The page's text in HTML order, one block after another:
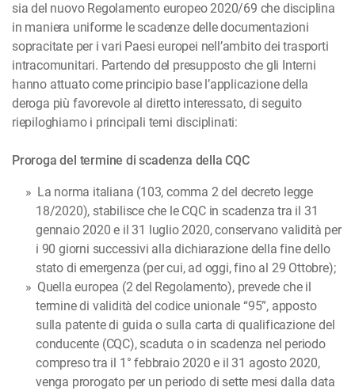
sia del nuovo Regolamento europeo 2020/69 che disciplina
in maniera uniforme le scadenze delle documentazioni
sopracitate per i vari Paesi europei nell’ambito dei trasporti
intracomunitari. Partendo del presupposto che gli Interni
hanno attuato come principio base l’applicazione della
deroga più favorevole al diretto interessato, di seguito
riepiloghiamo i principali temi disciplinati:
Proroga del termine di scadenza della CQC
La norma italiana (103, comma 2 del decreto legge
18/2020), stabilisce che le CQC in scadenza tra il 31
gennaio 2020 e il 31 luglio 2020, conservano validità per
i 90 giorni successivi alla dichiarazione della fine dello
stato di emergenza (per cui, ad oggi, fino al 29 Ottobre);
Quella europea (2 del Regolamento), prevede che il
termine di validità del codice unionale “95”, apposto
sulla patente di guida o sulla carta di qualificazione del
conducente (CQC), scaduta o in scadenza nel periodo
compreso tra il 1° febbraio 2020 e il 31 agosto 2020,
venga prorogato per un periodo di sette mesi dalla data